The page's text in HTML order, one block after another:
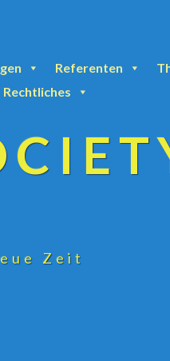
Referenten
Rechtliches
Zeit